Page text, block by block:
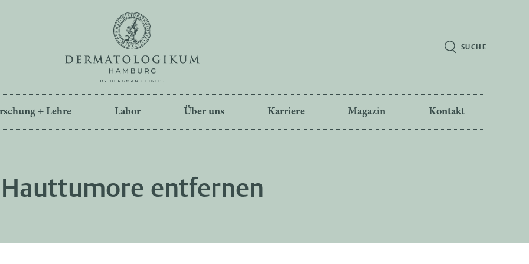
SUCHE
+ Lehre Labor Über uns Karriere Magazin Kontakt
Hauttumore entfernen